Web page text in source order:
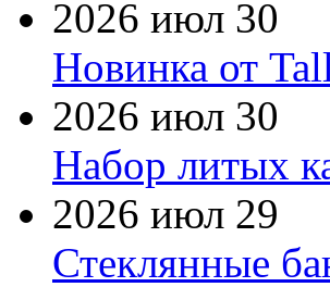
2026 июл 30
Новинка от
2026 июл 30
Набор литых
2026 июл 29
Стеклянные